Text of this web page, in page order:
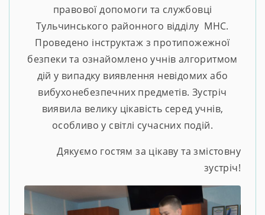
правової допомоги та службовці
Тульчинського районного відділу МНС.
Проведено інструктаж з протипожежної
безпеки та ознайомлено учнів алгоритмом
дій у випадку виявлення невідомих або
вибухонебезпечних предметів. Зустріч
виявила велику цікавість серед учнів,
особливо у світлі сучасних подій.
Дякуємо гостям за цікаву та змістовну
зустріч!